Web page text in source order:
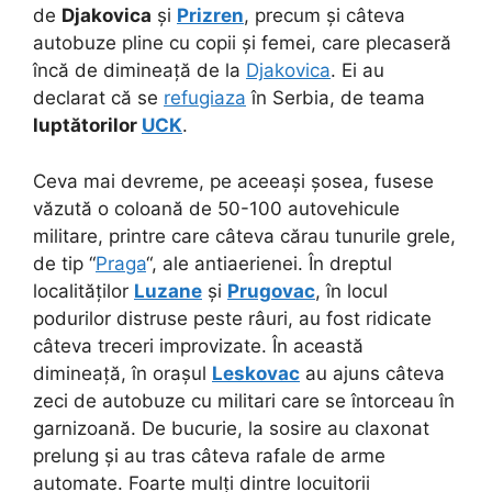
de Djakovica și Prizren, precum și câteva
autobuze pline cu copii și femei, care plecaseră
încă de dimineață de la Djakovica. Ei au
declarat că se refugiaza în Serbia, de teama
luptătorilor UCK.
Ceva mai devreme, pe aceeași șosea, fusese
văzută o coloană de 50-100 autovehicule
militare, printre care câteva cărau tunurile grele,
de tip “Praga“, ale antiaerienei. În dreptul
localităților Luzane și Prugovac, în locul
podurilor distruse peste râuri, au fost ridicate
câteva treceri improvizate. În această
dimineață, în orașul Leskovac au ajuns câteva
zeci de autobuze cu militari care se întorceau în
garnizoană. De bucurie, la sosire au claxonat
prelung și au tras câteva rafale de arme
automate. Foarte mulți dintre locuitorii